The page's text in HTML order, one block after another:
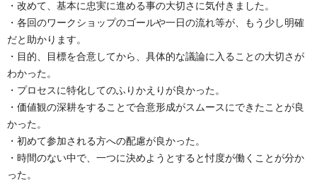
・改めて、基本に忠実に進める事の大切さに気付きました。
・各回のワークショップのゴールや一日の流れ等が、もう少し明確
だと助かります。
・目的、目標を合意してから、具体的な議論に入ることの大切さが
わかった。
・プロセスに特化してのふりかえりが良かった。
・価値観の深耕をすることで合意形成がスムースにできたことが良
かった。
・初めて参加される方への配慮が良かった。
・時間のない中で、一つに決めようとすると忖度が働くことが分か
った。